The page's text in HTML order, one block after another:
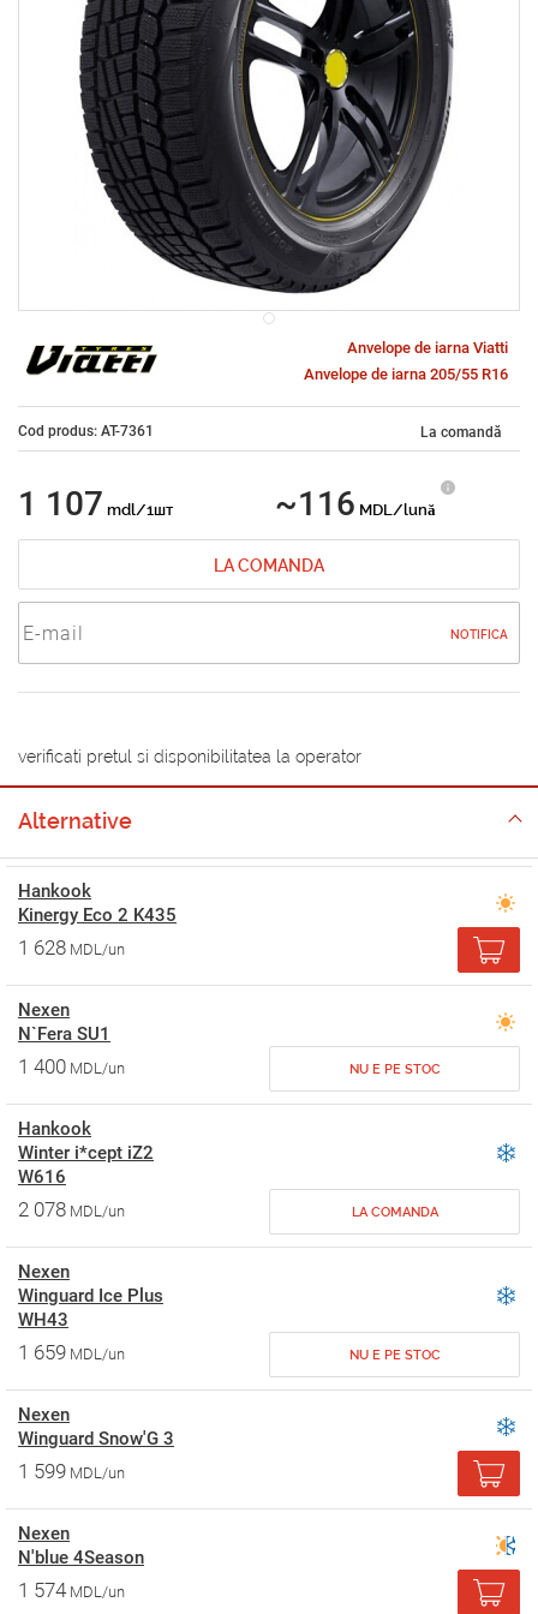
Anvelope de iarna Viatti
Anvelope de iarna 205/55 R16
Cod produs: AT-7361 La comandă
1 107 mdl/1шт ~116 MDL/lună
LA COMANDA
NOTIFICA
verificati pretul si disponibilitatea la operator
Alternative
Hankook
Kinergy Eco 2 K435
1 628 MDL/un
Nexen
N`Fera SU1
1 400 MDL/un NU E PE STOC
Hankook
Winter i*cept iZ2
W616
2 078 MDL/un LA COMANDA
Nexen
Winguard Ice Plus
WH43
1 659 MDL/un NU E PE STOC
Nexen
Winguard Snow'G 3
1 599 MDL/un
Nexen
N'blue 4Season
1 574 MDL/un